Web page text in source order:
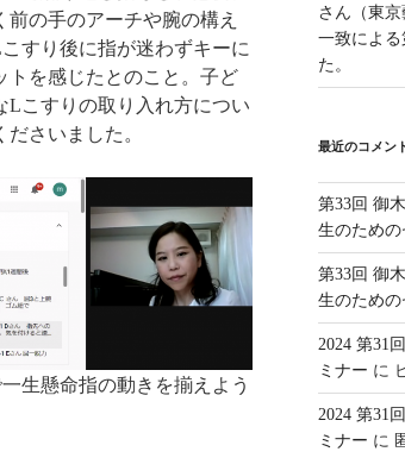
の手のアーチや腕の構え
すり後に指が迷わずキーに
トを感じたとのこと。子ど
Lこすりの取り入れ方につい
さいました。
生懸命指の動きを揃えよう
さん（東
一致によ
た。
最近のコメン
第33回 御
生のため
第33回 御
生のため
2024 第31
ミナー に
2024 第31
ミナー に